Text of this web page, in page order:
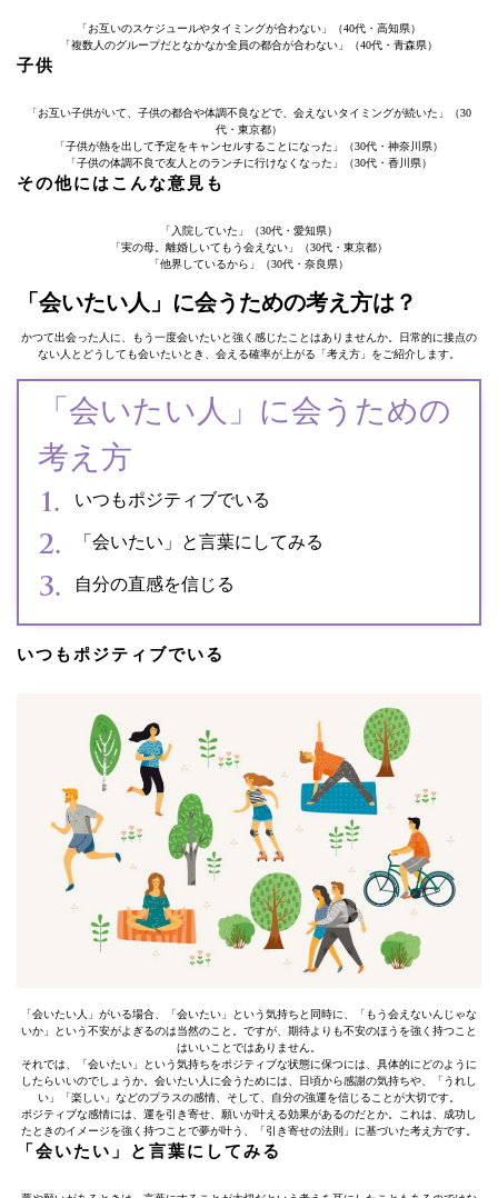
「お互いのスケジュールやタイミングが合わない」（40代・高知県）
「複数人のグループだとなかなか全員の都合が合わない」（40代・青森県）
子供
「お互い子供がいて、子供の都合や体調不良などで、会えないタイミングが続いた」（30
代・東京都）
「子供が熱を出して予定をキャンセルすることになった」（30代・神奈川県）
「子供の体調不良で友人とのランチに行けなくなった」（30代・香川県）
その他にはこんな意見も
「入院していた」（30代・愛知県）
「実の母。離婚しいてもう会えない」（30代・東京都）
「他界しているから」（30代・奈良県）
「会いたい人」に会うための考え方は？
かつて出会った人に、もう一度会いたいと強く感じたことはありませんか。日常的に接点の
ない人とどうしても会いたいとき、会える確率が上がる「考え方」をご紹介します。
「会いたい人」に会うための
考え方
いつもポジティブでいる
「会いたい」と言葉にしてみる
自分の直感を信じる
いつもポジティブでいる
「会いたい人」がいる場合、「会いたい」という気持ちと同時に、「もう会えないんじゃな
いか」という不安がよぎるのは当然のこと。ですが、期待よりも不安のほうを強く持つこと
はいいことではありません。
それでは、「会いたい」という気持ちをポジティブな状態に保つには、具体的にどのように
したらいいのでしょうか。会いたい人に会うためには、日頃から感謝の気持ちや、「うれし
い」「楽しい」などのプラスの感情、そして、自分の強運を信じることが大切です。
ポジティブな感情には、運を引き寄せ、願いが叶える効果があるのだとか。これは、成功し
たときのイメージを強く持つことで夢が叶う、「引き寄せの法則」に基づいた考え方です。
「会いたい」と言葉にしてみる